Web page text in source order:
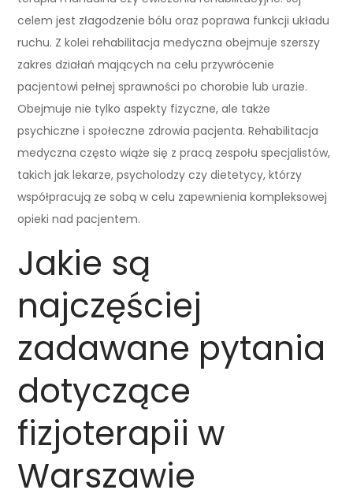
celem jest złagodzenie bólu oraz poprawa funkcji układu
ruchu. Z kolei rehabilitacja medyczna obejmuje szerszy
zakres działań mających na celu przywrócenie
pacjentowi pełnej sprawności po chorobie lub urazie.
Obejmuje nie tylko aspekty fizyczne, ale także
psychiczne i społeczne zdrowia pacjenta. Rehabilitacja
medyczna często wiąże się z pracą zespołu specjalistów,
takich jak lekarze, psycholodzy czy dietetycy, którzy
współpracują ze sobą w celu zapewnienia kompleksowej
opieki nad pacjentem.
Jakie są
najczęściej
zadawane pytania
dotyczące
fizjoterapii w
Warszawie